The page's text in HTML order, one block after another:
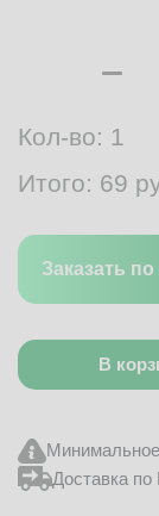
Кол-во: 1
Итого: 69
Заказать
В
Минимальное
Доставка по